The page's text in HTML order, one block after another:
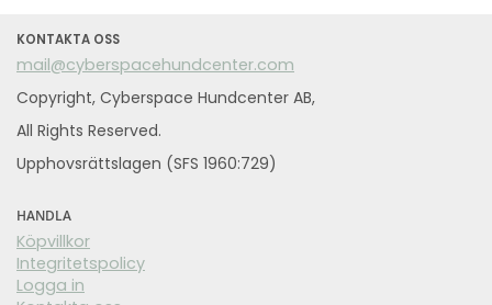
KONTAKTA OSS
mail@cyberspacehundcenter.com
Copyright, Cyberspace Hundcenter AB,
All Rights Reserved.
Upphovsrättslagen (SFS 1960:729)
HANDLA
Köpvillkor
Integritetspolicy
Logga in